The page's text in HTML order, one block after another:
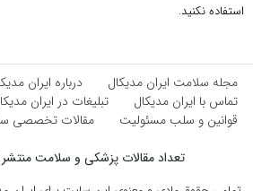
استفاده نکنید.
مجله سلامت ایران مدیکال
درباره ایران
تماس با ایران مدیکال
تبلیغات در ایران
قوانین و سلب مسئولیت
مقالات تخصصی
تعداد مقالات پزشکی و سلامت منتشر